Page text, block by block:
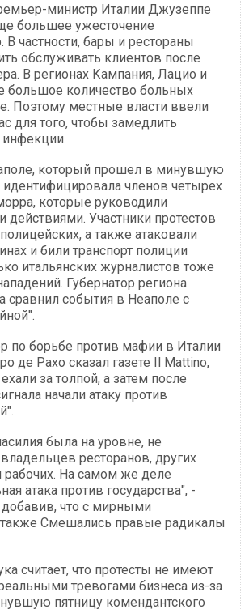
министр Италии Джузеппе
большее ужесточение
В частности, бары и рестораны
обслуживать клиентов после
В регионах Кампания, Лацио и
большое количество больных
Поэтому местные власти ввели
для того, чтобы замедлить
инфекции.
который прошел в минувшую
идентифицировала членов четырех
которые руководили
действиями. Участники протестов
а также атаковали
и били транспорт полиции
итальянских журналистов тоже
Губернатор региона
сравнил события в Неаполе с
по борьбе против мафии в Италии
де Рахо сказал газете Il Mattino,
за толпой, а затем после
начали атаку против
была на уровне, не
ресторанов, других
рабочих. На самом же деле
атака против государства", -
добавив, что с мирными
Смешались правые радикалы
считает, что протесты не имеют
тревогами бизнеса из-за
пятницу комендантского